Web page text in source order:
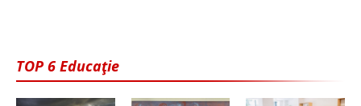
TOP 6 Educaţie